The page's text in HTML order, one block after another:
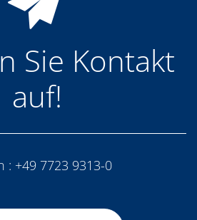
Sie Kontakt
auf!
: +49 7723 9313-0